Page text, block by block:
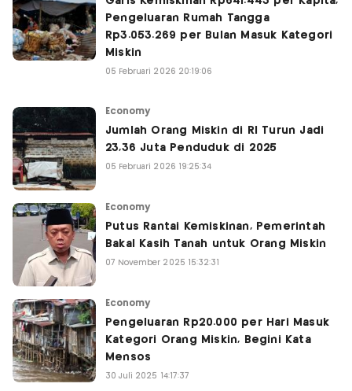
Pengeluaran Rumah Tangga
Rp3.053.269 per Bulan Masuk Kategori
Miskin
05 Februari 2026 20:19:06
Economy
Jumlah Orang Miskin di RI Turun Jadi
23,36 Juta Penduduk di 2025
05 Februari 2026 19:25:34
Economy
Putus Rantai Kemiskinan, Pemerintah
Bakal Kasih Tanah untuk Orang Miskin
07 November 2025 15:32:31
Economy
Pengeluaran Rp20.000 per Hari Masuk
Kategori Orang Miskin, Begini Kata
Mensos
30 Juli 2025 14:17:37